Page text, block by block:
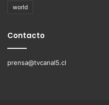
world
Contacto
prensa@tvcanal5.cl